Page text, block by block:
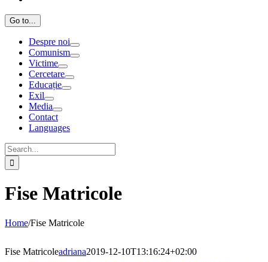
Go to...
Despre noi
Comunism
Victime
Cercetare
Educație
Exil
Media
Contact
Languages
Search
for:
Fise Matricole
Home/Fise Matricole
Fise Matricoleadriana2019-12-10T13:16:24+02:00